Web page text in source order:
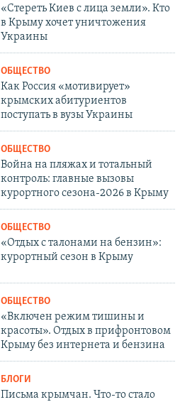
«Стереть Киев с лица земли». Кто
в Крыму хочет уничтожения
Украины
ОБЩЕСТВО
Как Россия «мотивирует»
крымских абитуриентов
поступать в вузы Украины
ОБЩЕСТВО
Война на пляжах и тотальный
контроль: главные вызовы
курортного сезона-2026 в Крыму
ОБЩЕСТВО
«Отдых с талонами на бензин»:
курортный сезон в Крыму
ОБЩЕСТВО
«Включен режим тишины и
красоты». Отдых в прифронтовом
Крыму без интернета и бензина
БЛОГИ
Письма крымчан. Что-то стало